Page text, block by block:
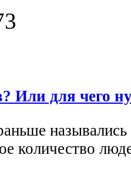
Или для чего
количество